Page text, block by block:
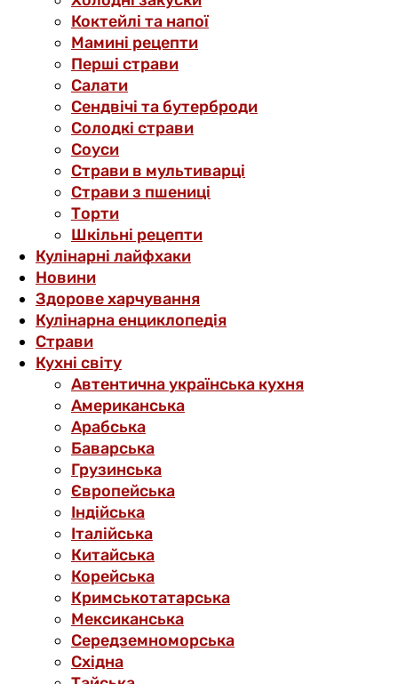
Коктейлі та напої
Мамині рецепти
Перші страви
Салати
Сендвічі та бутерброди
Солодкі страви
Соуси
Страви в мультиварці
Страви з пшениці
Торти
Шкільні рецепти
Кулінарні лайфхаки
Новини
Здорове харчування
Кулінарна енциклопедія
Страви
Кухні світу
Автентична українська кухня
Американська
Арабська
Баварська
Грузинська
Європейська
Індійська
Італійська
Китайська
Корейська
Кримськотатарська
Мексиканська
Середземноморська
Східна